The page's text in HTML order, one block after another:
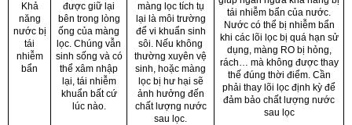
Khả
năng
nước bị
tái
nhiễm
bẩn
được giữ lại
bên trong lòng
ống của màng
lọc. Chúng vẫn
sinh sống và có
thể xâm nhập
lại, tái nhiễm
khuẩn bất cứ
lúc nào.
màng lọc tích tụ
lại là môi trường
để vi khuẩn sinh
sôi. Nếu không
thường xuyên vệ
sinh, hoặc màng
lọc bị hư hại sẽ
ảnh hưởng đến
chất lượng nước
sau lọc.
tái nhiễm bẩn của nước.
Nước có thể bị nhiễm bẩn
khi các lõi lọc bị quá hạn sử
dụng, màng RO bị hỏng,
rách… mà không được thay
thế đúng thời điểm. Cần
phải thay lõi lọc định kỳ để
đảm bảo chất lượng nước
sau lọc